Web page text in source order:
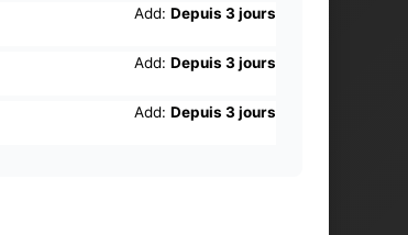
Add: Depuis 3 jours
Add: Depuis 3 jours
Add: Depuis 3 jours